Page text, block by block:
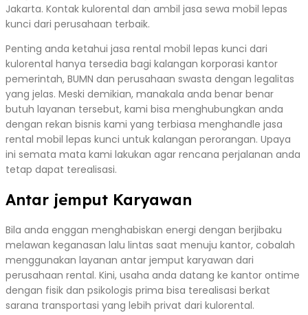
Jakarta. Kontak kulorental dan ambil jasa sewa mobil lepas
kunci dari perusahaan terbaik.
Penting anda ketahui jasa rental mobil lepas kunci dari
kulorental hanya tersedia bagi kalangan korporasi kantor
pemerintah, BUMN dan perusahaan swasta dengan legalitas
yang jelas. Meski demikian, manakala anda benar benar
butuh layanan tersebut, kami bisa menghubungkan anda
dengan rekan bisnis kami yang terbiasa menghandle jasa
rental mobil lepas kunci untuk kalangan perorangan. Upaya
ini semata mata kami lakukan agar rencana perjalanan anda
tetap dapat terealisasi.
Antar jemput Karyawan
Bila anda enggan menghabiskan energi dengan berjibaku
melawan keganasan lalu lintas saat menuju kantor, cobalah
menggunakan layanan antar jemput karyawan dari
perusahaan rental. Kini, usaha anda datang ke kantor ontime
dengan fisik dan psikologis prima bisa terealisasi berkat
sarana transportasi yang lebih privat dari kulorental.